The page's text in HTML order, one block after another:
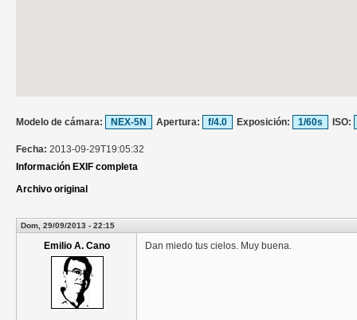
Modelo de cámara: NEX-5N Apertura: f/4.0 Exposición: 1/60s ISO:
Fecha: 2013-09-29T19:05:32
Información EXIF completa
Archivo original
Dom, 29/09/2013 - 22:15
Emilio A. Cano Dan miedo tus cielos. Muy buena.